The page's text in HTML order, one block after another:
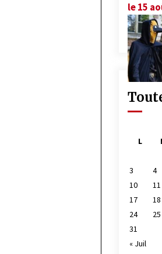
le 15
L
3
4
10
11
17
18
24
25
31
« Juil